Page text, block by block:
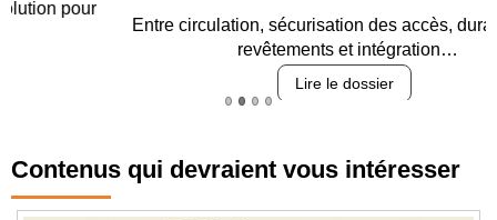
Entre circulation, sécurisation des accès, durabilité des
revêtements et intégration…
Contenus qui devraient vous intéresser